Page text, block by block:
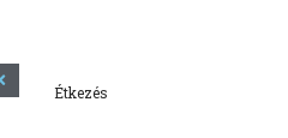
Étkezés